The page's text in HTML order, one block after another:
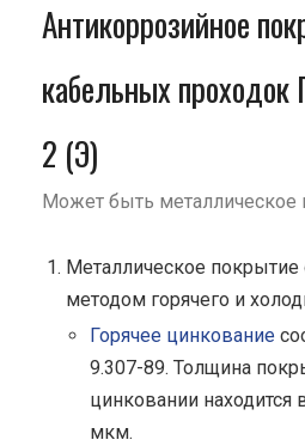
Антикоррозийное
кабельных
2 (Э)
Может быть металлическое
Металлическое покрытие
методом горячего и
Горячее цинкование
9.307-89. Толщина
цинковании находится
мкм.